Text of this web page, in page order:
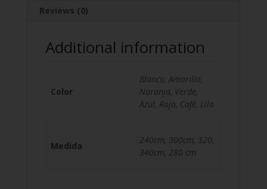
Reviews (0)
Additional information
Color
Blanco, Amarillo,
Naranja, Verde,
Azul, Rojo, Café, Lila
Medida
240cm, 300cm, 320,
340cm, 280 cm